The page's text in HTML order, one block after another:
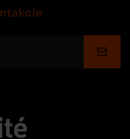
Wyślij